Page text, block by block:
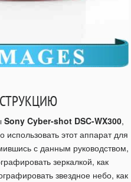
Sony Cyber-shot DSC-WX300,
использовать этот аппарат для
с данным руководством,
зеркалкой, как
звездное небо, как